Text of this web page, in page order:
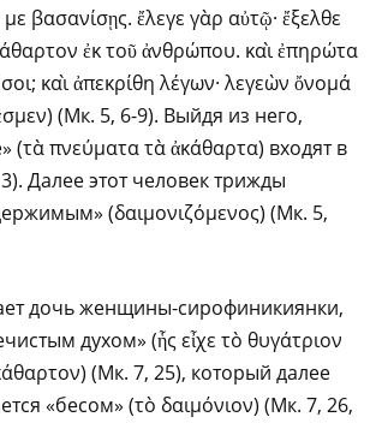
βασανίσῃς. ἔλεγε γὰρ αὐτῷ· ἔξελθε
ἐκ τοῦ ἀνθρώπου. καὶ ἐπηρώτα
καὶ ἀπεκρίθη λέγων· λεγεὼν ὄνομά
(Мк. 5, 6-9). Выйдя из него,
(τὰ πνεύματα τὰ ἀκάθαρτα) входят в
Далее этот человек трижды
(δαιμονιζόμενος) (Мк. 5,
дочь женщины-сирофиникиянки,
духом» (ἧς εἶχε τὸ θυγάτριον
(Мк. 7, 25), который далее
«бесом» (τὸ δαιμόνιον) (Мк. 7, 26,